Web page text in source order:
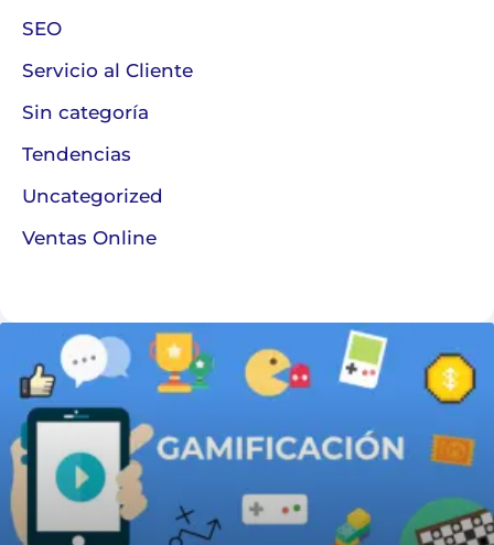
SEO
Servicio al Cliente
Sin categoría
Tendencias
Uncategorized
Ventas Online